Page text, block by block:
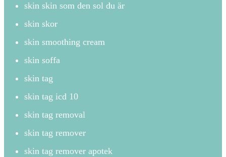
skin skin som den sol du är
skin skor
skin smoothing cream
skin soffa
skin tag
skin tag icd 10
skin tag removal
skin tag remover
skin tag remover apotek